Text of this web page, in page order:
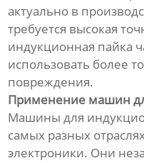
актуально в
требуется высокая
индукционная пайка
использовать более
повреждения.
Применение машин
Машины для
самых разных
электроники. Они